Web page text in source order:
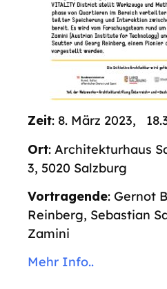
Zeit: 8. März 2023,
Ort: Architekturhaus
3, 5020 Salzburg
Vortragende: Gernot
Reinberg, Sebastian
Zamini
Mehr Info..